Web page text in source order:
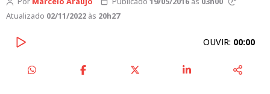
Atualizado 02/11/2022 às 20h27
OUVIR: 00:00